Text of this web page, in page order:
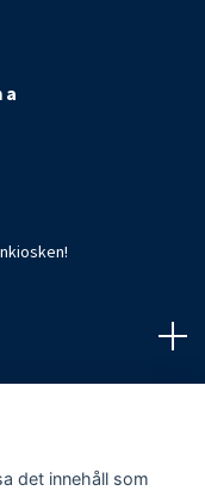
det innehåll som